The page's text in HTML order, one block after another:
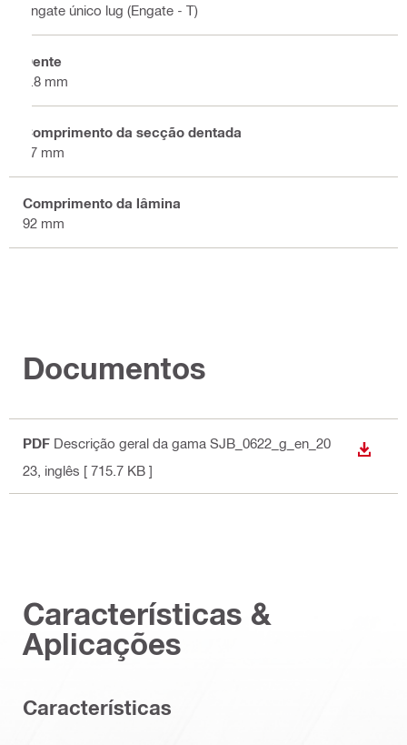
Engate único lug (Engate - T)
Dente
1.8 mm
Comprimento da secção dentada
67 mm
Comprimento da lâmina
92 mm
Documentos
PDF Descrição geral da gama SJB_0622_g_en_20
23 , inglês [ 715.7 KB ]
Características &
Aplicações
Características